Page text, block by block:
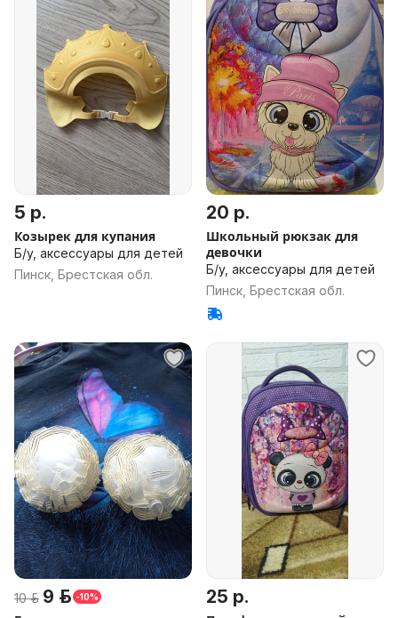
5 р.
Козырек для купания
Б/у, аксессуары для детей
Пинск, Брестская обл.
20 р.
Школьный рюкзак для
девочки
Б/у, аксессуары для детей
Пинск, Брестская обл.
10 р. 9 р. -10% 25 р.